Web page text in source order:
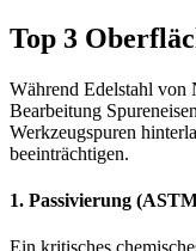
Top 3
Während Edelstahl von
Bearbeitung
Werkzeugspuren
beeinträchtigen.
1. Passivierung